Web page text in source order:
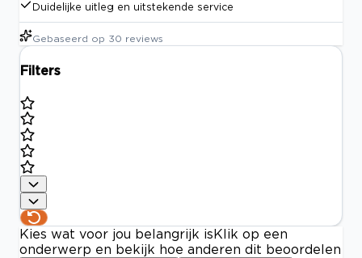
Duidelijke uitleg en uitstekende service
Gebaseerd op 30 reviews
Filters
Kies wat voor jou belangrijk is Klik op een
onderwerp en bekijk hoe anderen dit beoordelen